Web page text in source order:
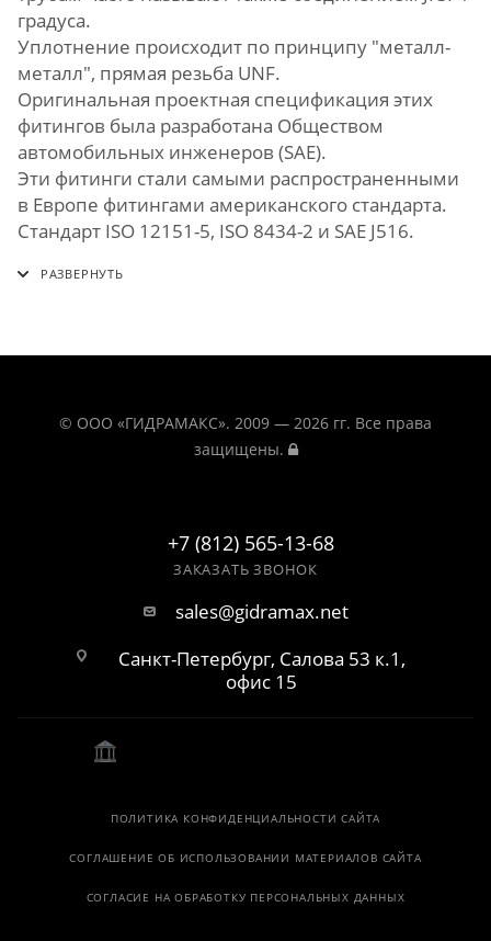
градуса.
Уплотнение происходит по принципу "металл-
металл", прямая резьба UNF.
Оригинальная проектная спецификация этих
фитингов была разработана Обществом
автомобильных инженеров (SAE).
Эти фитинги стали самыми распространенными
в Европе фитингами американского стандарта.
Стандарт ISO 12151-5, ISO 8434-2 и SAE J516.
© ООО «ГИДРАМАКС». 2009 — 2026 гг. Все права
защищены.
+7 (812) 565-13-68
ЗАКАЗАТЬ ЗВОНОК
sales@gidramax.net
Санкт-Петербург, Салова 53 к.1,
офис 15
ПОЛИТИКА КОНФИДЕНЦИАЛЬНОСТИ САЙТА
СОГЛАШЕНИЕ ОБ ИСПОЛЬЗОВАНИИ МАТЕРИАЛОВ САЙТА
СОГЛАСИЕ НА ОБРАБОТКУ ПЕРСОНАЛЬНЫХ ДАННЫХ